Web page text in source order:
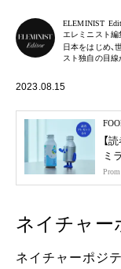
ELEMINIST
エレミニスト編
日本をはじめ、
スト独自の目線
2023.08.15
【
ミ
来
ネイチャー
ネイチャーポジ